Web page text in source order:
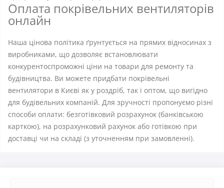
Оплата покрівельних вентиляторів
онлайн
Наша цінова політика ґрунтується на прямих відносинах з
виробниками, що дозволяє встановлювати
конкурентоспроможні ціни на товари для ремонту та
будівництва. Ви можете придбати покрівельні
вентилятори в Києві як у роздріб, так і оптом, що вигідно
для будівельних компаній. Для зручності пропонуємо різні
способи оплати: безготівковий розрахунок (банківською
карткою), на розрахунковий рахунок або готівкою при
доставці чи на складі (з уточненням при замовленні).